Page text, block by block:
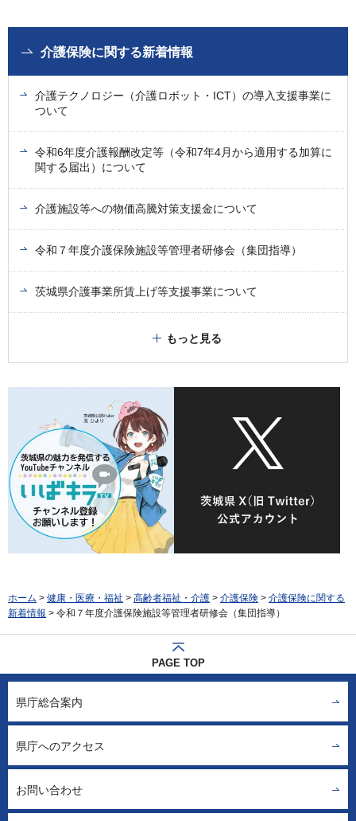
介護保険に関する新着情報
介護テクノロジー（介護ロボット・ICT）の導入支援事業に
ついて
令和6年度介護報酬改定等（令和7年4月から適用する加算に
関する届出）について
介護施設等への物価高騰対策支援金について
令和７年度介護保険施設等管理者研修会（集団指導）
茨城県介護事業所賃上げ等支援事業について
もっと見る
ホーム > 健康・医療・福祉 > 高齢者福祉・介護 > 介護保険 > 介護保険に関する
新着情報 > 令和７年度介護保険施設等管理者研修会（集団指導）
PAGE TOP
県庁総合案内
県庁へのアクセス
お問い合わせ